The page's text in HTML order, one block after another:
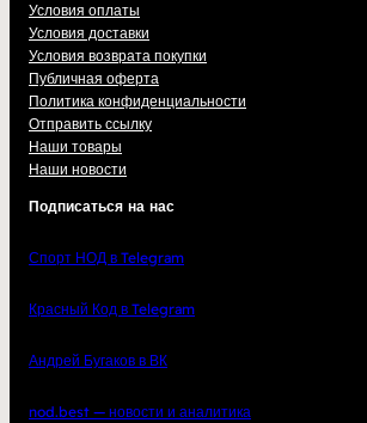
Условия оплаты
Условия доставки
Условия возврата покупки
Публичная оферта
Политика конфиденциальности
Отправить ссылку
Наши товары
Наши новости
Подписаться на нас
Спорт НОД в Telegram
Красный Код в Telegram
Андрей Бугаков в ВК
nod.best — новости и аналитика